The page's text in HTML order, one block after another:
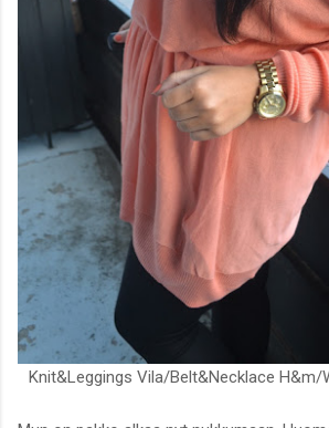
Knit&Leggings Vila/Belt&Necklace H&m/